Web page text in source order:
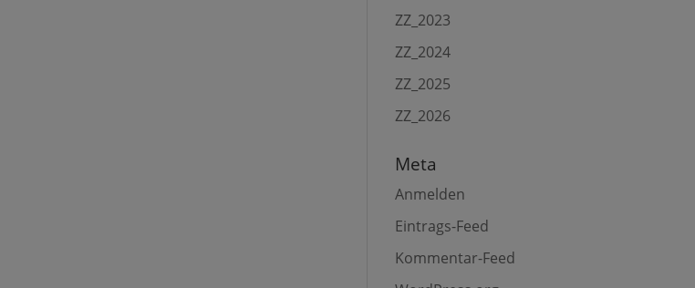
ZZ_2023
ZZ_2024
ZZ_2025
ZZ_2026
Meta
Anmelden
Eintrags-Feed
Kommentar-Feed